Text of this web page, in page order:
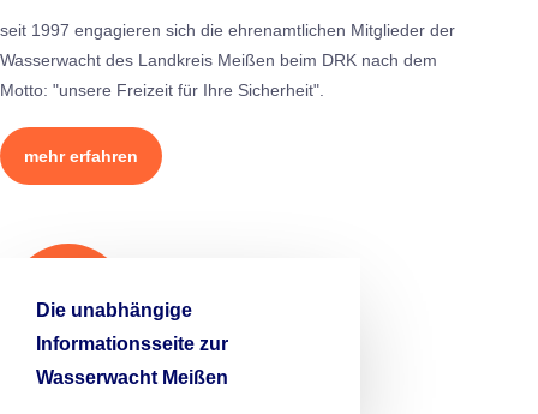
seit 1997 engagieren sich die ehrenamtlichen Mitglieder der
Wasserwacht des Landkreis Meißen beim DRK nach dem
Motto: "unsere Freizeit für Ihre Sicherheit".
mehr erfahren

Die unabhängige
Informationsseite zur
Wasserwacht Meißen